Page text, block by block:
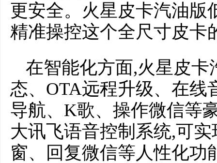
更安全。火星皮卡汽油版
精准操控这个全尺寸皮卡
在智能化方面,火星皮
态、OTA远程升级、在线
导航、K歌、操作微信等
大讯飞语音控制系统,可
窗、回复微信等人性化功